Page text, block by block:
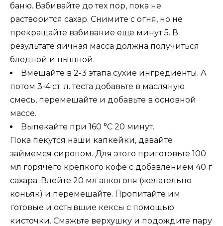
баню. Взбивайте до тех пор, пока не
растворится сахар. Снимите с огня, но не
прекращайте взбивание еще минут 5. В
результате яичная масса должна получиться
бледной и пышной.
Вмешайте в 2-3 этапа сухие ингредиенты. А
потом 3-4 ст. л. теста добавьте в масляную
смесь, перемешайте и добавьте в основной
массе.
Выпекайте при 160 °С 20 минут.
Пока пекутся наши капкейки, давайте
займемся сиропом. Для этого приготовьте 100
мл горячего крепкого кофе с добавлением 40 г
сахара. Влейте 20 мл алкоголя (желательно
коньяк) и перемешайте. Пропитайте им
готовые и остывшие кексы с помощью
кисточки. Смажьте верхушку и подождите пару